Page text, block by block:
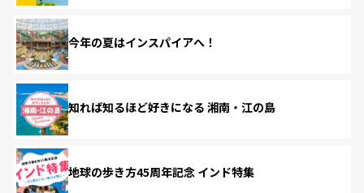
今年の夏はインスパイアへ！
知れば知るほど好きになる 湘南・江の島
地球の歩き方45周年記念 インド特集